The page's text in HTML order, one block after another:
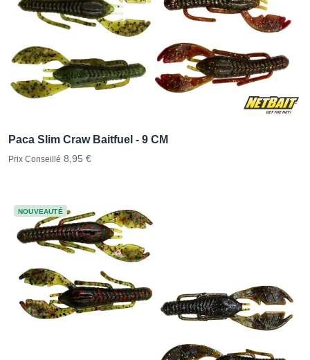
Paca Slim Craw Baitfuel - 9 CM
Prix Conseillé 8,95 €
NOUVEAUTÉ